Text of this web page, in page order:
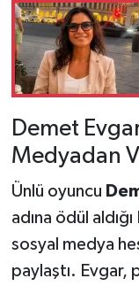
Demet
Medyadan
Ünlü oyuncu
adına ödül
sosyal medya
paylaştı. Evgar,